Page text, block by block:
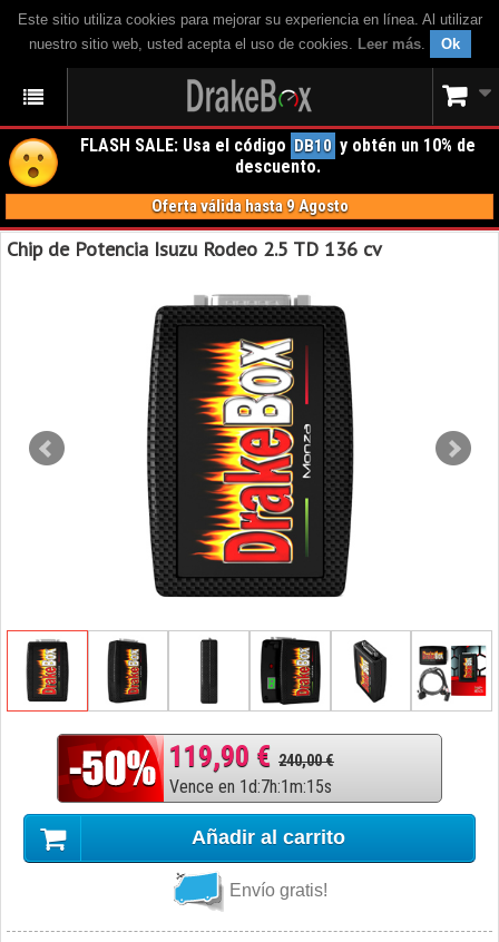
Este sitio utiliza cookies para mejorar su experiencia en línea. Al utilizar
nuestro sitio web, usted acepta el uso de cookies. Leer más. Ok
FLASH SALE: Usa el código DB10 y obtén un 10% de
descuento.
Oferta válida hasta 9 Agosto
Chip de Potencia Isuzu Rodeo 2.5 TD 136 cv
119,90 € 240,00 €
Vence en 1d:7h:1m:14s
Añadir al carrito
Envío gratis!